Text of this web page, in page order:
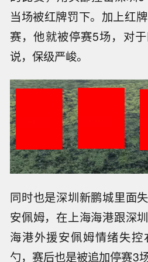
当场被红牌罚下。加上红
赛，他就被停赛5场，对
说，保级严峻。
同时也是深圳新鹏城里面
安佩姆，在上海海港跟深
海港外援安佩姆情绪失
勺，赛后也是被追加停赛3